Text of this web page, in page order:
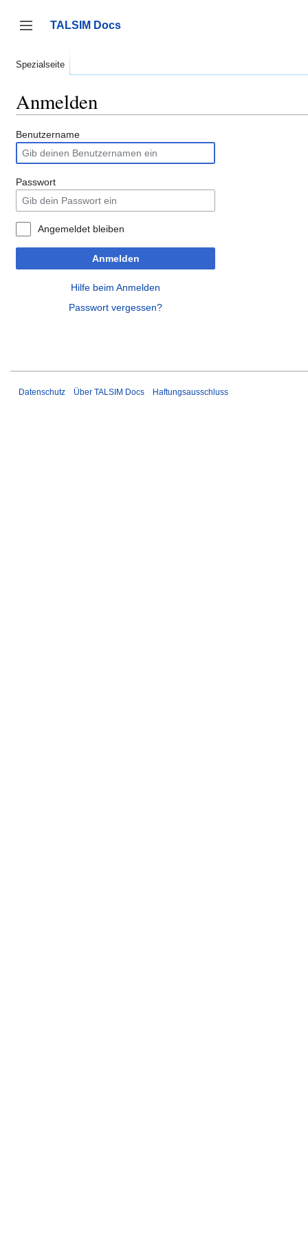
springen
Seitenleiste umschalten
TALSIM Docs
Spezialseite
Anmelden
Benutzername
Passwort
Angemeldet bleiben
Anmelden
Hilfe beim Anmelden
Passwort vergessen?
Datenschutz Über TALSIM Docs Haftungsausschluss